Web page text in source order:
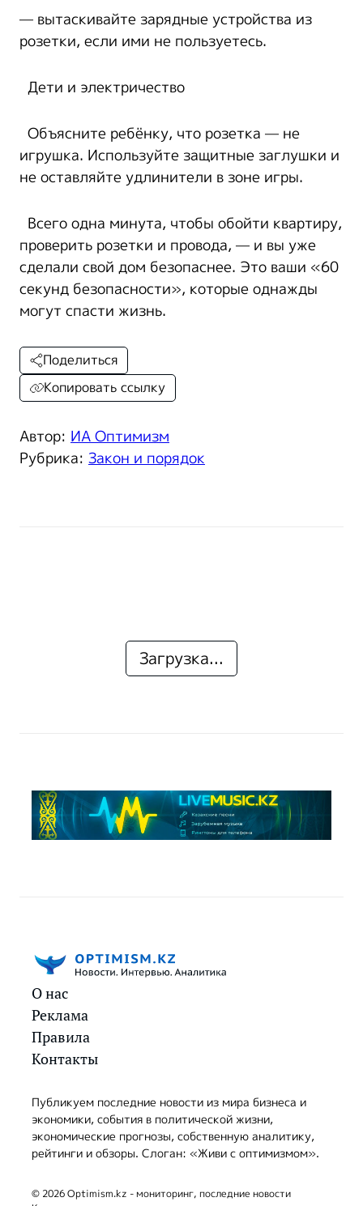
— вытаскивайте зарядные устройства из
розетки, если ими не пользуетесь.
Дети и электричество
Объясните ребёнку, что розетка — не
игрушка. Используйте защитные заглушки и
не оставляйте удлинители в зоне игры.
Всего одна минута, чтобы обойти квартиру,
проверить розетки и провода, — и вы уже
сделали свой дом безопаснее. Это ваши «60
секунд безопасности», которые однажды
могут спасти жизнь.
Автор: ИА Оптимизм
Рубрика: Закон и порядок
Поделиться
Копировать ссылку
Загрузка...
О нас
Реклама
Правила
Контакты
Публикуем последние новости из мира бизнеса и
экономики, события в политической жизни,
экономические прогнозы, собственную аналитику,
рейтинги и обзоры. Слоган: «Живи с оптимизмом».
© 2026 Optimism.kz - мониторинг, последние новости